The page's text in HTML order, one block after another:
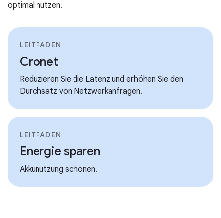
optimal nutzen.
LEITFADEN
Cronet
Reduzieren Sie die Latenz und erhöhen Sie den
Durchsatz von Netzwerkanfragen.
LEITFADEN
Energie sparen
Akkunutzung schonen.